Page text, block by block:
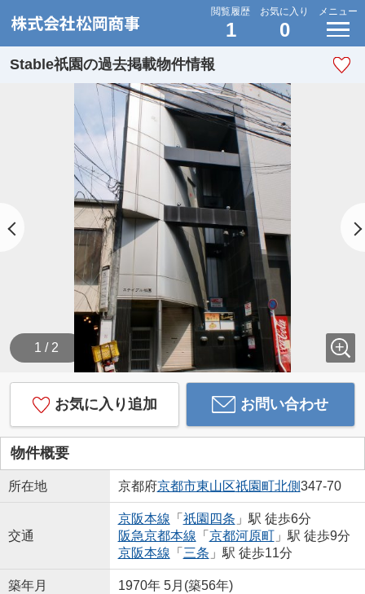
閲覧履歴
1
お気に入り
0
メニュー
Stable祇園の過去掲載物件情報
1 / 2
お気に入り追加 お問い合わせ
物件概要
所在地 京都府京都市東山区祇園町北側347-70
交通
京阪本線 「 祇園四条 」駅 徒歩6分
阪急京都本線 「 京都河原町」駅 徒歩9分
京阪本線 「 三条 」駅 徒歩11分
築年月 1970年 5月(築56年)